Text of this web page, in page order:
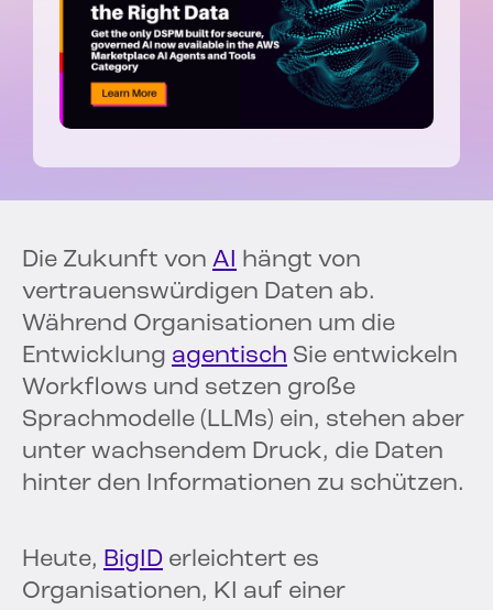
Die Zukunft von AI hängt von
vertrauenswürdigen Daten ab.
Während Organisationen um die
Entwicklung agentisch Sie entwickeln
Workflows und setzen große
Sprachmodelle (LLMs) ein, stehen aber
unter wachsendem Druck, die Daten
hinter den Informationen zu schützen.
Heute, BigID erleichtert es
Organisationen, KI auf einer